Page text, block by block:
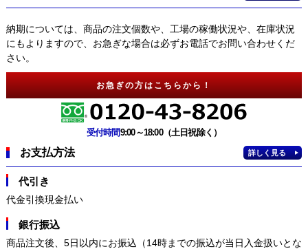
納期については、商品の注文個数や、工場の稼働状況や、在庫状況
にもよりますので、お急ぎな場合は必ずお電話でお問い合わせくだ
さい。
お急ぎの方はこちらから！
受付時間9:00～18:00（土日祝除く）
お支払方法 詳しく見る
代引き
代金引換現金払い
銀行振込
商品注文後、5日以内にお振込（14時までの振込が当日入金扱いとな